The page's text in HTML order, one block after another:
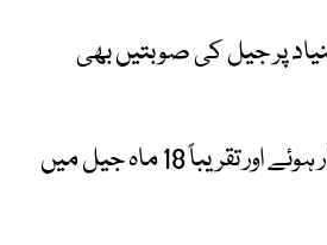
پر جیل کی صوبتیں بھی
وہ 2007 میں حسینہ واجد کے دور میں کرپشن الزامات پر گرفتار ہوئے اور تقریباً 18 ماہ جیل میں